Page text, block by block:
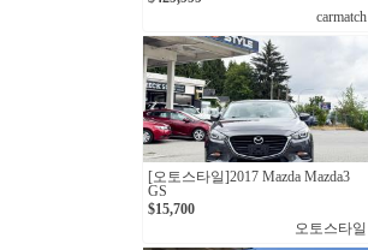
carmatch
[오토스타일]2017 Mazda Mazda3
GS
$15,700
오토스타일